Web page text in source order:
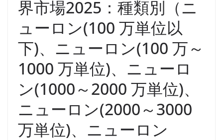
界市場2025：種類別（ニ
ューロン(100 万単位以
下)、ニューロン(100 万～
1000 万単位)、ニューロ
ン(1000～2000 万単位)、
ニューロン(2000～3000
万単位)、ニューロン